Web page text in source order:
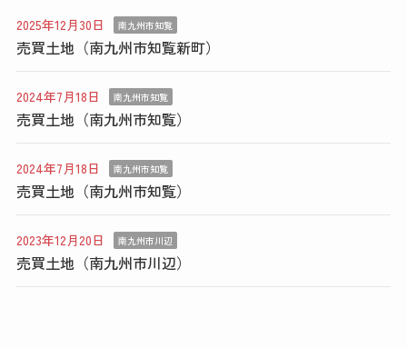
2025年12月30日 南九州市知覧
売買土地（南九州市知覧新町）
2024年7月18日 南九州市知覧
売買土地（南九州市知覧）
2024年7月18日 南九州市知覧
売買土地（南九州市知覧）
2023年12月20日 南九州市川辺
売買土地（南九州市川辺）